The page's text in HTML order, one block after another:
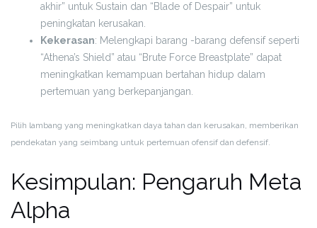
akhir” untuk Sustain dan “Blade of Despair” untuk
peningkatan kerusakan.
Kekerasan: Melengkapi barang -barang defensif seperti
“Athena’s Shield” atau “Brute Force Breastplate” dapat
meningkatkan kemampuan bertahan hidup dalam
pertemuan yang berkepanjangan.
Pilih lambang yang meningkatkan daya tahan dan kerusakan, memberikan
pendekatan yang seimbang untuk pertemuan ofensif dan defensif.
Kesimpulan: Pengaruh Meta
Alpha